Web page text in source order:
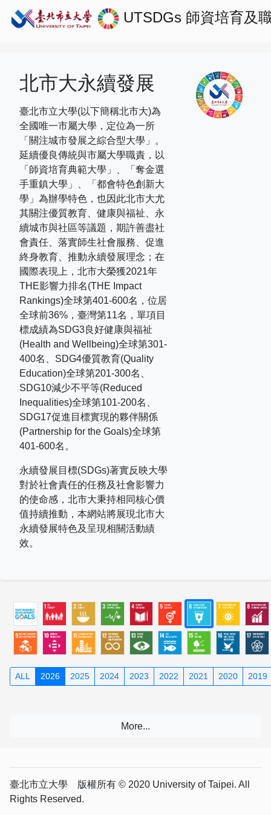
UTSDGs 師資培育及
北市大永續發展
臺北市立大學(以下簡稱北市大)為
全國唯一市屬大學，定位為一所
「關注城市發展之綜合型大學」。
延續優良傳統與市屬大學職責，以
「師資培育典範大學」、「奪金選
手重鎮大學」、「都會特色創新大
學」為辦學特色，也因此北市大尤
其關注優質教育、健康與福祉、永
續城市與社區等議題，期許善盡社
會責任、落實師生社會服務、促進
終身教育、推動永續發展理念；在
國際表現上， 北市大榮獲2021年
THE影響力排名(THE Impact
Rankings)全球第401-600名，位居
全球前36% ，臺灣第11名，單項目
標成績為SDG3良好健康與福祉
(Health and Wellbeing)全球第301-
400名、 SDG4優質教育(Quality
Education)全球第201-300名、
SDG10減少不平等(Reduced
Inequalities)全球第101-200名、
SDG17促進目標實現的夥伴關係
(Partnership for the Goals)全球第
401-600名。
永續發展目標(SDGs)著實反映大學
對於社會責任的任務及社會影響力
的使命感，北市大秉持相同核心價
值持續推動，本網站將展現北市大
永續發展特色及呈現相關活動績
效。
ALL 2026 2025 2024 2023 2022 2021 2020 2019
臺北市立大學 版權所有 © 2020 University of Taipei. All
Rights Reserved.